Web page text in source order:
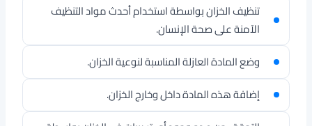
تنظيف الخزان بواسطة استخدام أحدث مواد التنظيف
الآمنة على صحة الإنسان.
وضع المادة العازلة المناسبة لنوعية الخزان.
إضافة هذه المادة داخل وخارج الخزان.